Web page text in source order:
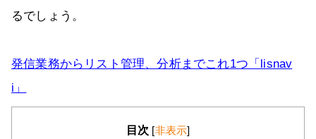
るでしょう。
発信業務からリスト管理、分析までこれ1つ「lisnav
i」
目次 [非表示]